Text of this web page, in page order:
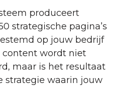
produceert
strategische pagina’s
op jouw bedrijf
content wordt niet
maar is het resultaat
strategie waarin jouw